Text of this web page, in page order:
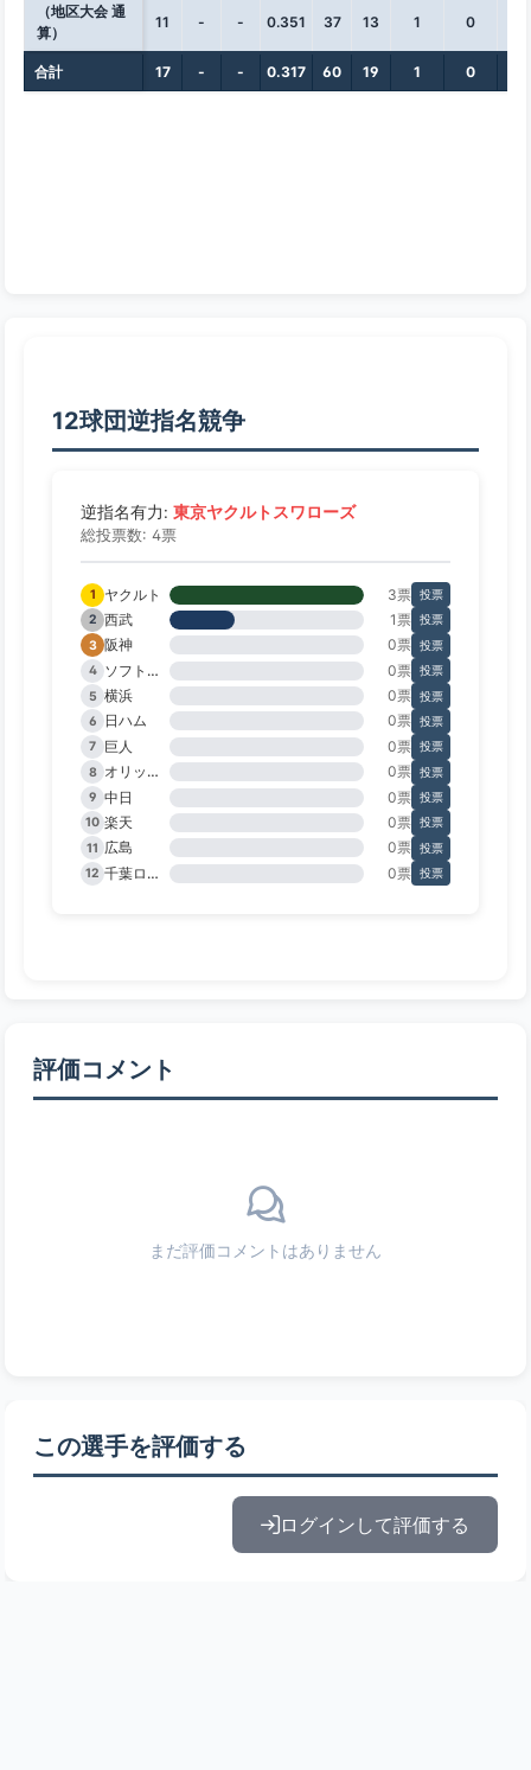
（地区大会 通
算）
11 - - 0.351 37 13 1 0
合計 17 - - 0.317 60 19 1 0
12球団逆指名競争
逆指名有力: 東京ヤクルトスワローズ
総投票数: 4票
1 ヤクルト 3票 投票
2 西武 1票 投票
3 阪神 0票 投票
4
ソフトバンク 0票 投票
5 横浜 0票 投票
6
日ハム 0票 投票
7
巨人 0票 投票
8
オリックス 0票 投票
9 中日 0票 投票
10 楽天 0票 投票
11 広島 0票 投票
12
千葉ロッテ 0票 投票
評価コメント
まだ評価コメントはありません
この選手を評価する
ログインして評価する